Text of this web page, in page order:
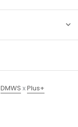
DMWS xPlus+